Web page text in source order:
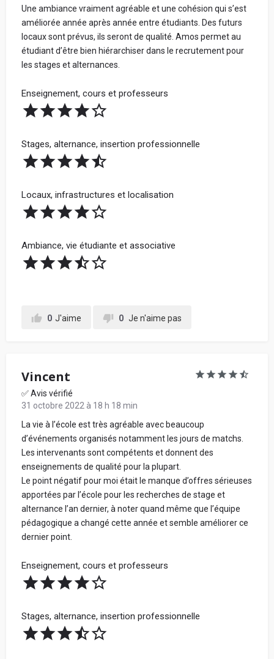
Une ambiance vraiment agréable et une cohésion qui s’est
améliorée année après année entre étudiants. Des futurs
locaux sont prévus, ils seront de qualité. Amos permet au
étudiant d’être bien hiérarchiser dans le recrutement pour
les stages et alternances.
Enseignement, cours et professeurs
Stages, alternance, insertion professionnelle
Locaux, infrastructures et localisation
Ambiance, vie étudiante et associative
0 J'aime 0 Je n'aime pas
Vincent
✅ Avis vérifié
31 octobre 2022 à 18 h 18 min
La vie à l’école est très agréable avec beaucoup
d’événements organisés notamment les jours de matchs.
Les intervenants sont compétents et donnent des
enseignements de qualité pour la plupart.
Le point négatif pour moi était le manque d’offres sérieuses
apportées par l’école pour les recherches de stage et
alternance l’an dernier, à noter quand même que l’équipe
pédagogique a changé cette année et semble améliorer ce
dernier point.
Enseignement, cours et professeurs
Stages, alternance, insertion professionnelle